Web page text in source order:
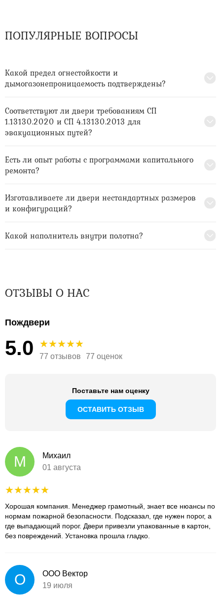
ПОПУЛЯРНЫЕ ВОПРОСЫ
Какой предел огнестойкости и
дымогазонепроницаемость подтверждены?
Соответствуют ли двери требованиям СП
1.13130.2020 и СП 4.13130.2013 для
эвакуационных путей?
Есть ли опыт работы с программами капитального
ремонта?
Изготавливаете ли двери нестандартных размеров
и конфигураций?
Какой наполнитель внутри полотна?
ОТЗЫВЫ О НАС
Пождвери
5.0 77 отзывов 77 оценок
Поставьте нам оценку
ОСТАВИТЬ ОТЗЫВ
М
Михаил
01 августа
Хорошая компания. Менеджер грамотный, знает все нюансы по
нормам пожарной безопасности. Подсказал, где нужен порог, а
где выпадающий порог. Двери привезли упакованные в картон,
без повреждений. Установка прошла гладко.
О
ООО Вектор
19 июля